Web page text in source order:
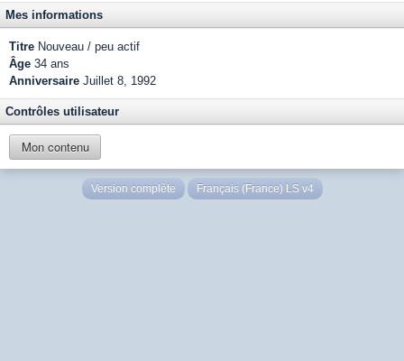
Mes informations
Titre Nouveau / peu actif
Âge 34 ans
Anniversaire Juillet 8, 1992
Contrôles utilisateur
Mon contenu
Version complète Français (France) LS v4